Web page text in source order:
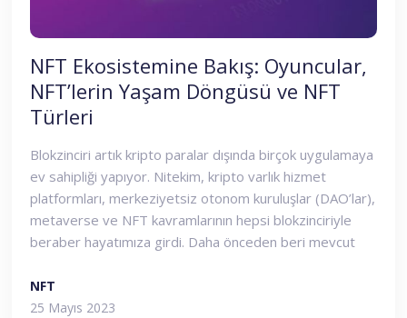
NFT Ekosistemine Bakış: Oyuncular,
NFT’lerin Yaşam Döngüsü ve NFT
Türleri
Blokzinciri artık kripto paralar dışında birçok uygulamaya
ev sahipliği yapıyor. Nitekim, kripto varlık hizmet
platformları, merkeziyetsiz otonom kuruluşlar (DAO’lar),
metaverse ve NFT kavramlarının hepsi blokzinciriyle
beraber hayatımıza girdi. Daha önceden beri mevcut
çevrelerinde sıklıkla adını duydugumuz NFT’ler lüks
tüketim, kripto ürünler, koleksiyon (koleksiyon yapma)
NFT
25 Mayıs 2023